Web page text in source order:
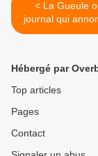
< La Gueule ouverte,
journal qui
du
Hébergé par
Top articles
Pages
Contact